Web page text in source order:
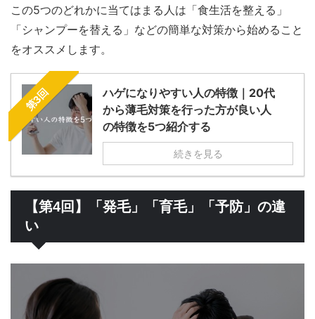
この5つのどれかに当てはまる人は「食生活を整える」
「シャンプーを替える」などの簡単な対策から始めること
をオススメします。
第3回
ハゲになりやすい人の特徴｜20代
から薄毛対策を行った方が良い人
の特徴を5つ紹介する
続きを見る
【第4回】「発毛」「育毛」「予防」の違
い